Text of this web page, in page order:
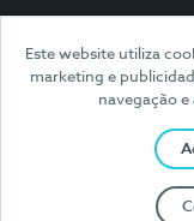
Este website utiliza
marketing e
navegação e